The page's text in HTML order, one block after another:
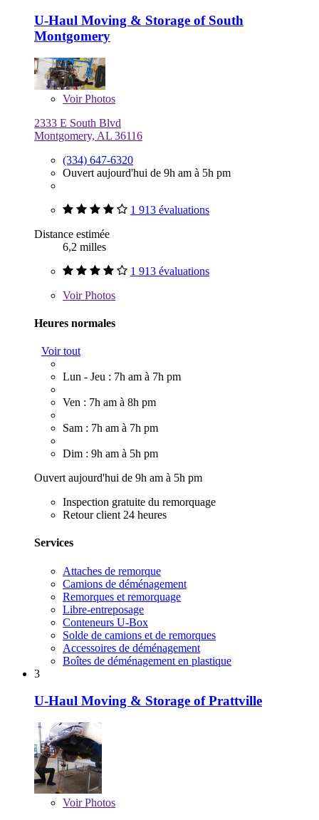
U-Haul Moving & Storage of South
Montgomery
VoirPhotos
2333 E South Blvd
Montgomery, AL 36116
(334) 647-6320
Ouvert aujourd'hui de 9h am à 5h pm
1 913 évaluations
Distance estimée
6,2 milles
1 913 évaluations
VoirPhotos
Heures normales
Voir tout
Lun - Jeu : 7h am à 7h pm
Ven : 7h am à 8h pm
Sam : 7h am à 7h pm
Dim : 9h am à 5h pm
Ouvert aujourd'hui de 9h am à 5h pm
Inspection gratuite du remorquage
Retour client 24 heures
Services
Attaches de remorque
Camions de déménagement
Remorques et remorquage
Libre-entreposage
Conteneurs U-Box
Solde de camions et de remorques
Accessoires de déménagement
Boîtes de déménagement en plastique
3
U-Haul Moving & Storage of Prattville
VoirPhotos